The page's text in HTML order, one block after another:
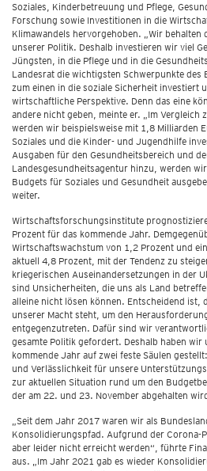
Soziales, Kinderbetreuung und Pflege,
Forschung sowie Investitionen in die
Klimawandels hervorgehoben. „Wir behalten
unserer Politik. Deshalb investieren wir viel
Jüngsten, in die Pflege und in die
Landesrat die wichtigsten Schwerpunkte des
zum einen in die soziale Sicherheit investiert
wirtschaftliche Perspektive. Denn das eine
andere nicht geben, meinte er. „Im Vergleich
werden wir beispielsweise mit 1,8 Milliarden
Soziales und die Kinder- und Jugendhilfe
Ausgaben für den Gesundheitsbereich und
Landesgesundheitsagentur hinzu, werden
Budgets für Soziales und Gesundheit
weiter.
Wirtschaftsforschungsinstitute
Prozent für das kommende Jahr.
Wirtschaftswachstum von 1,2 Prozent und
aktuell 4,8 Prozent, mit der Tendenz zu
kriegerischen Auseinandersetzungen in der
sind Unsicherheiten, die uns als Land
alleine nicht lösen können. Entscheidend ist,
unserer Macht steht, um den
entgegenzutreten. Dafür sind wir
gesamte Politik gefordert. Deshalb haben wir
kommende Jahr auf zwei feste Säulen
und Verlässlichkeit für unsere
zur aktuellen Situation rund um den
der am 22. und 23. November abgehalten
„Seit dem Jahr 2017 waren wir als
Konsolidierungspfad. Aufgrund der Corona-
aber leider nicht erreicht werden“, führte
aus. „Im Jahr 2021 gab es wieder